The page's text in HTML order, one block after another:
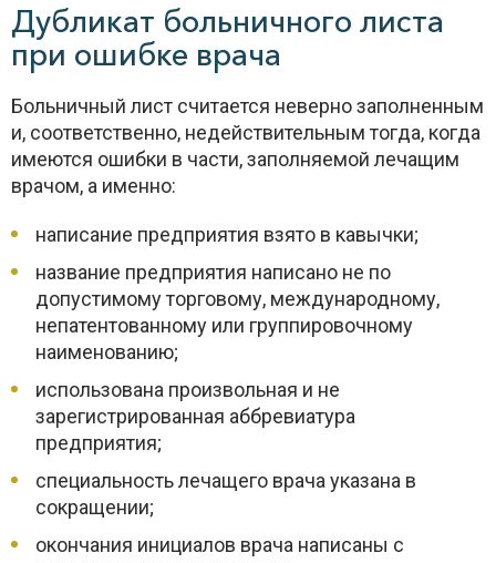
Дубликат больничного листа
при ошибке врача
Больничный лист считается неверно заполненным
и, соответственно, недействительным тогда, когда
имеются ошибки в части, заполняемой лечащим
врачом, а именно:
написание предприятия взято в кавычки;
название предприятия написано не по
допустимому торговому, международному,
непатентованному или группировочному
наименованию;
использована произвольная и не
зарегистрированная аббревиатура
предприятия;
специальность лечащего врача указана в
сокращении;
окончания инициалов врача написаны с